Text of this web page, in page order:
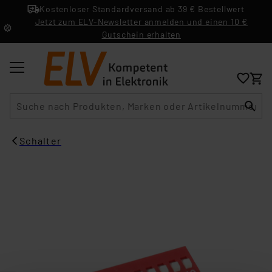
Kostenloser Standardversand ab 39 € Bestellwert
Jetzt zum ELV-Newsletter anmelden und einen 10 €
Gutschein erhalten
Schalter